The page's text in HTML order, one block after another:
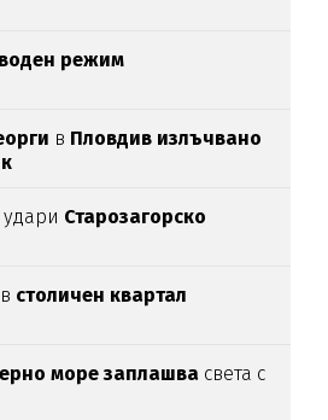
воден режим
в Пловдив излъчвано
удари Старозагорско
в столичен квартал
море заплашва света с